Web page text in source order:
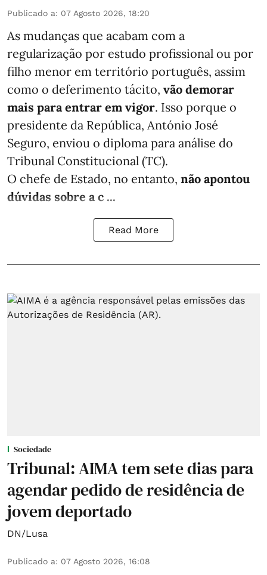
Publicado a: 07 Agosto 2026, 18:20
As mudanças que acabam com a
regularização por estudo profissional ou por
filho menor em território português, assim
como o deferimento tácito, vão demorar
mais para entrar em vigor. Isso porque o
presidente da República, António José
Seguro, enviou o diploma para análise do
Tribunal Constitucional (TC).
O chefe de Estado, no entanto, não apontou
dúvidas sobre a c ...
Read More
Sociedade
Tribunal: AIMA tem sete dias para
agendar pedido de residência de
jovem deportado
DN/Lusa
Publicado a: 07 Agosto 2026, 16:08